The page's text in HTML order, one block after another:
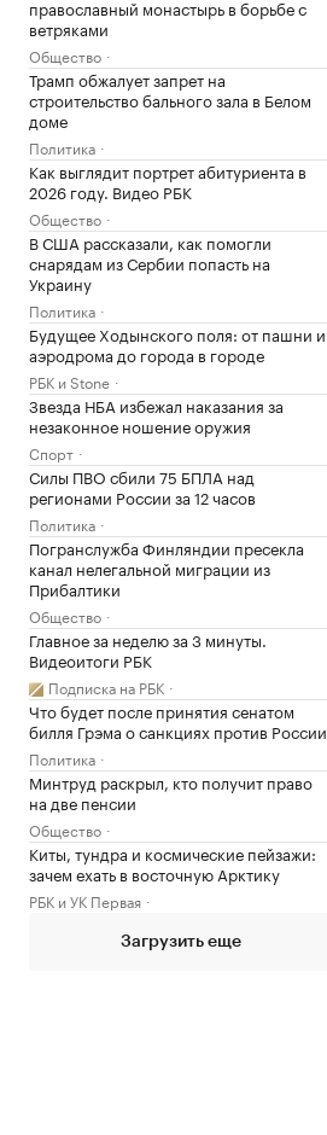
православный монастырь в борьбе с
ветряками
Общество
Трамп обжалует запрет на
строительство бального зала в Белом
доме
Политика
Как выглядит портрет абитуриента в
2026 году. Видео РБК
Общество
В США рассказали, как помогли
снарядам из Сербии попасть на
Украину
Политика
Будущее Ходынского поля: от пашни и
аэродрома до города в городе
РБК и Stone
Звезда НБА избежал наказания за
незаконное ношение оружия
Спорт
Силы ПВО сбили 75 БПЛА над
регионами России за 12 часов
Политика
Погранслужба Финляндии пресекла
канал нелегальной миграции из
Прибалтики
Общество
Главное за неделю за 3 минуты.
Видеоитоги РБК
Подписка на РБК
Что будет после принятия сенатом
билля Грэма о санкциях против России
Политика
Минтруд раскрыл, кто получит право
на две пенсии
Общество
Киты, тундра и космические пейзажи:
зачем ехать в восточную Арктику
РБК и УК Первая
Загрузить еще